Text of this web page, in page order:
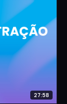
27:58